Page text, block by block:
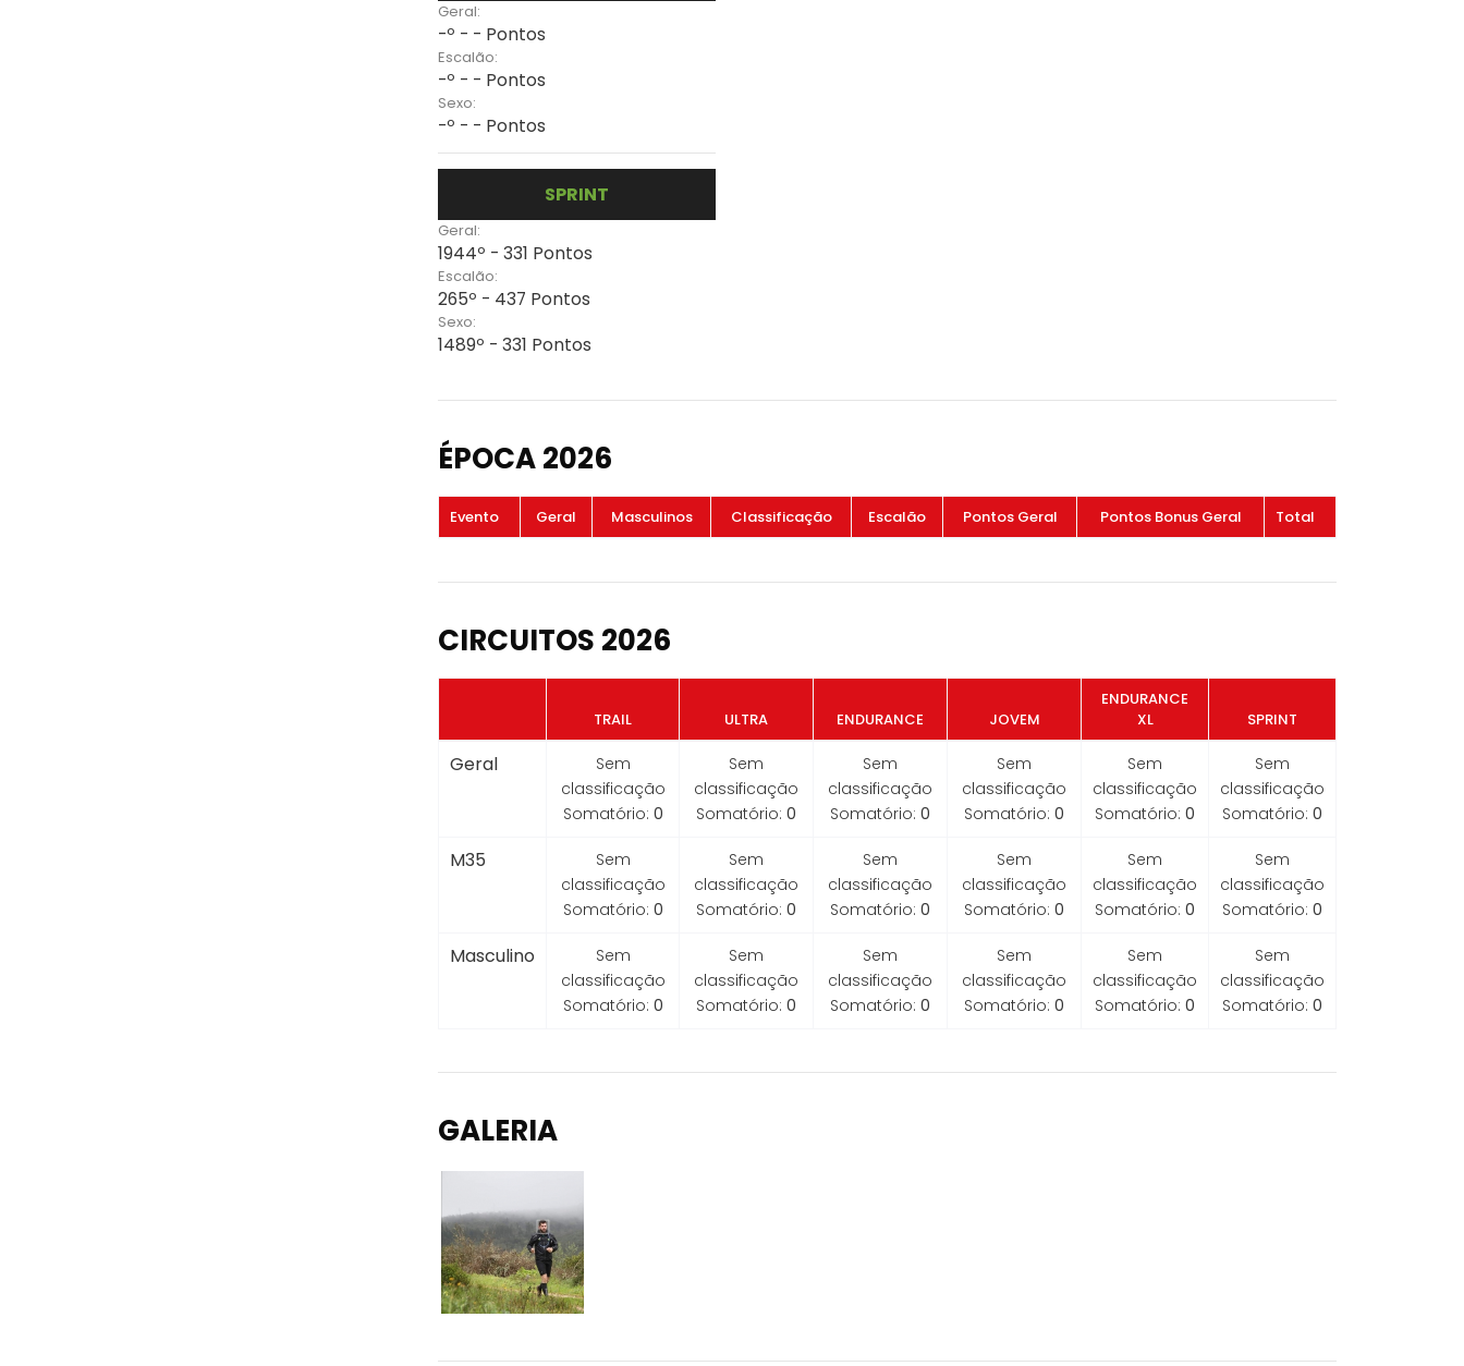
Geral:
-º - - Pontos
Escalão:
-º - - Pontos
Sexo:
-º - - Pontos
SPRINT
Geral:
1944º - 331 Pontos
Escalão:
265º - 437 Pontos
Sexo:
1489º - 331 Pontos
ÉPOCA 2026
Evento Geral Masculinos Classificação Escalão Pontos Geral Pontos Bonus Geral Total
CIRCUITOS 2026
TRAIL ULTRA ENDURANCE JOVEM
ENDURANCE
XL
SPRINT
Geral
Sem
classificação
Somatório: 0
Sem
classificação
Somatório: 0
Sem
classificação
Somatório: 0
Sem
classificação
Somatório: 0
Sem
classificação
Somatório: 0
Sem
classificação
Somatório: 0
M35
Sem
classificação
Somatório: 0
Sem
classificação
Somatório: 0
Sem
classificação
Somatório: 0
Sem
classificação
Somatório: 0
Sem
classificação
Somatório: 0
Sem
classificação
Somatório: 0
Masculino
Sem
classificação
Somatório: 0
Sem
classificação
Somatório: 0
Sem
classificação
Somatório: 0
Sem
classificação
Somatório: 0
Sem
classificação
Somatório: 0
Sem
classificação
Somatório: 0
GALERIA